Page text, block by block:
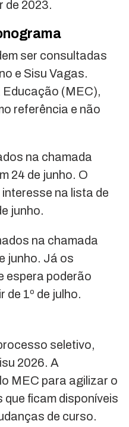
de 2023.
ser consultadas
e Sisu Vagas.
Educação (MEC),
referência e não
na chamada
24 de junho. O
na lista de
junho.
na chamada
junho. Já os
espera poderão
de 1º de julho.
seletivo,
2026. A
MEC para agilizar o
ficam disponíveis
de curso.